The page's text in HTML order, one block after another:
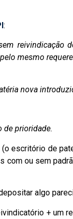
:
reivindicação
mesmo
nova
prioridade.
(o escritório de
ou sem
algo
+ um